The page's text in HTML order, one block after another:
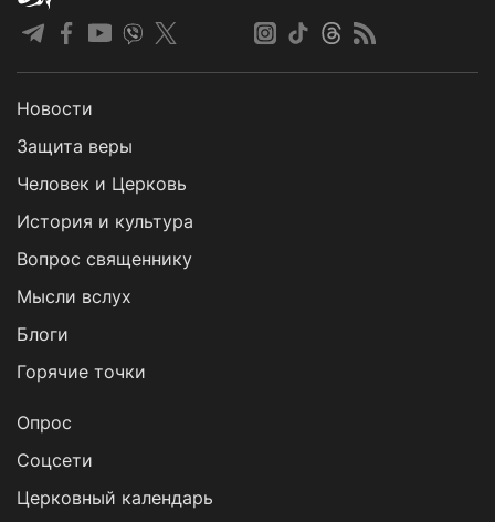
Новости
Защита веры
Человек и Церковь
История и культура
Вопрос священнику
Мысли вслух
Блоги
Горячие точки
Опрос
Cоцсети
Церковный календарь